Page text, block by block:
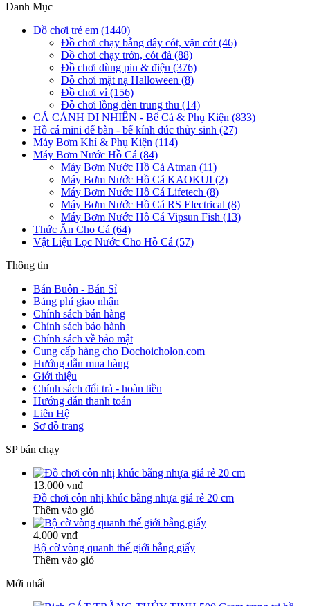
Danh Mục
Đồ chơi trẻ em (1440)
Đồ chơi chạy bằng dây cót, vặn cót (46)
Đồ chơi chạy trớn, cót đà (88)
Đồ chơi dùng pin & điện (376)
Đồ chơi mặt nạ Halloween (8)
Đồ chơi vỉ (156)
Đồ chơi lồng đèn trung thu (14)
CÁ CẢNH DI NHIÊN - Bể Cá & Phụ Kiện (833)
Hồ cá mini để bàn - bể kính đúc thủy sinh (27)
Máy Bơm Khí & Phụ Kiện (114)
Máy Bơm Nước Hồ Cá (84)
Máy Bơm Nước Hồ Cá Atman (11)
Máy Bơm Nước Hồ Cá KAOKUI (2)
Máy Bơm Nước Hồ Cá Lifetech (8)
Máy Bơm Nước Hồ Cá RS Electrical (8)
Máy Bơm Nước Hồ Cá Vipsun Fish (13)
Thức Ăn Cho Cá (64)
Vật Liệu Lọc Nước Cho Hồ Cá (57)
Thông tin
Bán Buôn - Bán Sỉ
Bảng phí giao nhận
Chính sách bán hàng
Chính sách bảo hành
Chính sách về bảo mật
Cung cấp hàng cho Dochoicholon.com
Hướng dẫn mua hàng
Giới thiệu
Chính sách đổi trả - hoàn tiền
Hướng dẫn thanh toán
Liên Hệ
Sơ đồ trang
SP bán chạy
13.000 vnđ
Đồ chơi côn nhị khúc bằng nhựa giá rẻ 20 cm
Thêm vào giỏ
4.000 vnđ
Bộ cờ vòng quanh thế giới bằng giấy
Thêm vào giỏ
Mới nhất